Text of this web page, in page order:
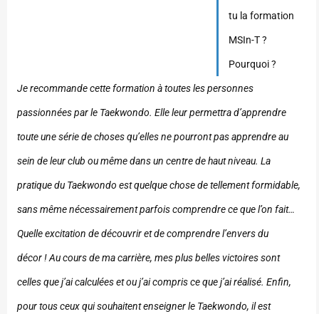
tu la formation
MSIn-T ?
Pourquoi ?
Je recommande cette formation à toutes les personnes
passionnées par le Taekwondo. Elle leur permettra d’apprendre
toute une série de choses qu’elles ne pourront pas apprendre au
sein de leur club ou même dans un centre de haut niveau. La
pratique du Taekwondo est quelque chose de tellement formidable,
sans même nécessairement parfois comprendre ce que l’on fait…
Quelle excitation de découvrir et de comprendre l’envers du
décor ! Au cours de ma carrière, mes plus belles victoires sont
celles que j’ai calculées et ou j’ai compris ce que j’ai réalisé. Enfin,
pour tous ceux qui souhaitent enseigner le Taekwondo, il est